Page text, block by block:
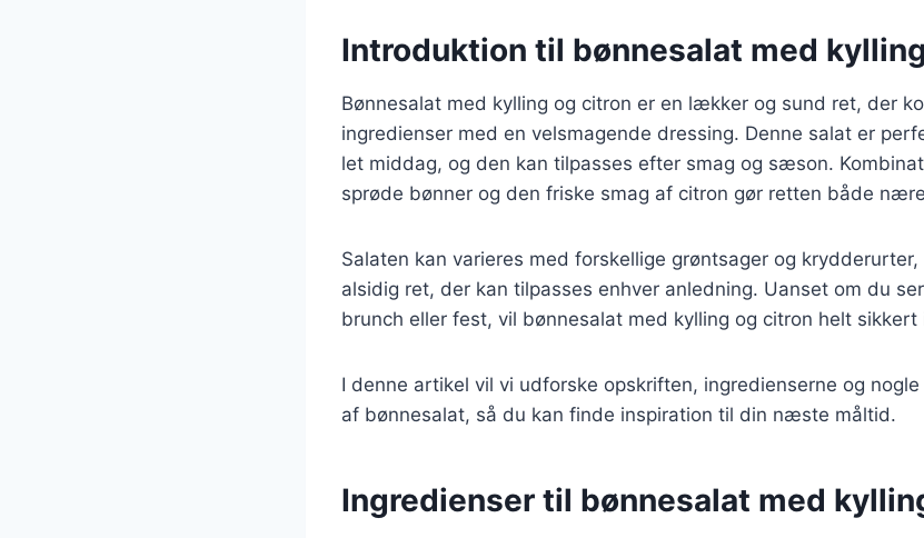
Introduktion til bønnesalat med
Bønnesalat med kylling og citron er en lækker og sund ret, der
ingredienser med en velsmagende dressing. Denne salat er
let middag, og den kan tilpasses efter smag og sæson.
sprøde bønner og den friske smag af citron gør retten både
Salaten kan varieres med forskellige grøntsager og
alsidig ret, der kan tilpasses enhver anledning. Uanset om du
brunch eller fest, vil bønnesalat med kylling og citron helt
I denne artikel vil vi udforske opskriften, ingredienserne og
af bønnesalat, så du kan finde inspiration til din næste måltid.
Ingredienser til bønnesalat med